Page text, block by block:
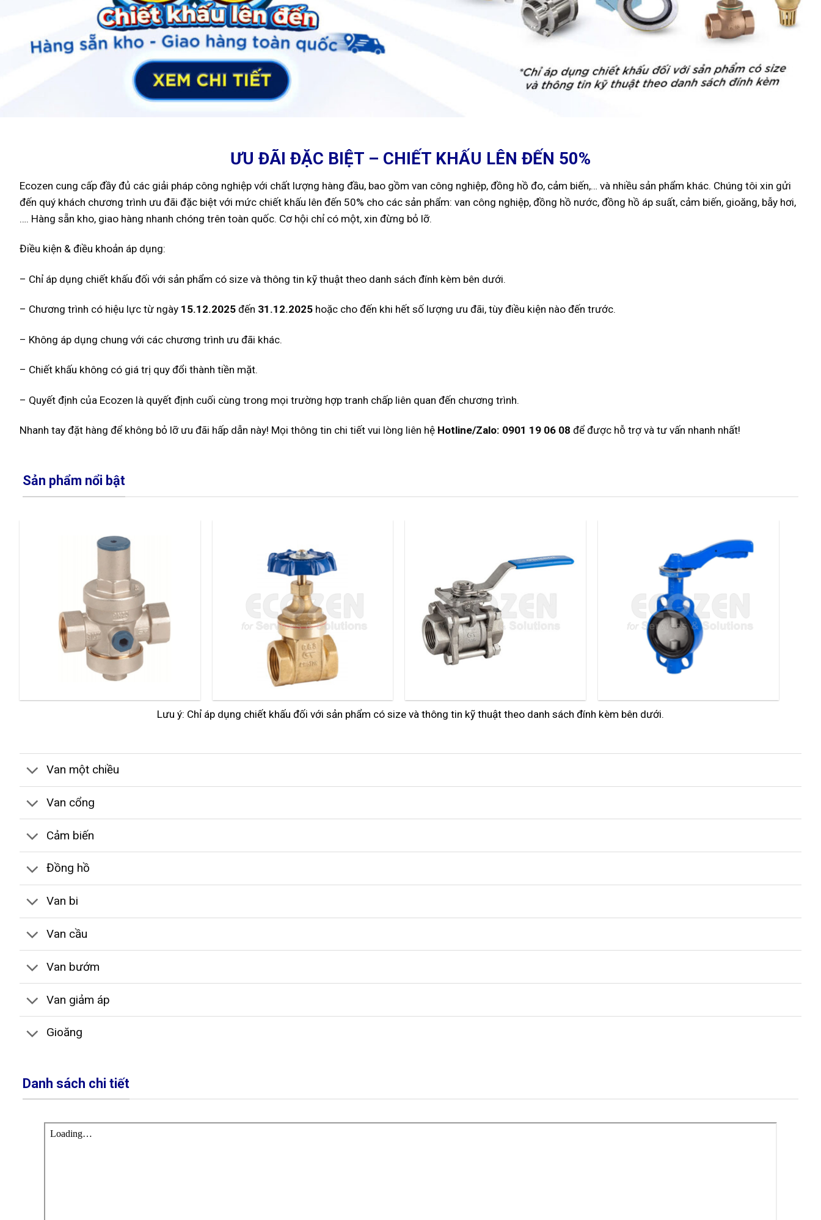
ƯU ĐÃI ĐẶC BIỆT – CHIẾT KHẤU LÊN ĐẾN 50%
Ecozen cung cấp đầy đủ các giải pháp công nghiệp với chất lượng hàng đầu, bao gồm van công nghiệp, đồng hồ đo, cảm biến,… và nhiều sản phẩm khác. Chúng tôi xin gửi
đến quý khách chương trình ưu đãi đặc biệt với mức chiết khấu lên đến 50% cho các sản phẩm: van công nghiệp, đồng hồ nước, đồng hồ áp suất, cảm biến, gioăng, bẫy hơi,
…. Hàng sẵn kho, giao hàng nhanh chóng trên toàn quốc. Cơ hội chỉ có một, xin đừng bỏ lỡ.
Điều kiện & điều khoản áp dụng:
– Chỉ áp dụng chiết khấu đối với sản phẩm có size và thông tin kỹ thuật theo danh sách đính kèm bên dưới.
– Chương trình có hiệu lực từ ngày 15.12.2025 đến 31.12.2025 hoặc cho đến khi hết số lượng ưu đãi, tùy điều kiện nào đến trước.
– Không áp dụng chung với các chương trình ưu đãi khác.
– Chiết khấu không có giá trị quy đổi thành tiền mặt.
– Quyết định của Ecozen là quyết định cuối cùng trong mọi trường hợp tranh chấp liên quan đến chương trình.
Nhanh tay đặt hàng để không bỏ lỡ ưu đãi hấp dẫn này! Mọi thông tin chi tiết vui lòng liên hệ Hotline/Zalo: 0901 19 06 08 để được hỗ trợ và tư vấn nhanh nhất!
Sản phẩm nổi bật
Lưu ý: Chỉ áp dụng chiết khấu đối với sản phẩm có size và thông tin kỹ thuật theo danh sách đính kèm bên dưới.
Van một chiều
Van cổng
Cảm biến
Đồng hồ
Van bi
Van cầu
Van bướm
Van giảm áp
Gioăng
Danh sách chi tiết